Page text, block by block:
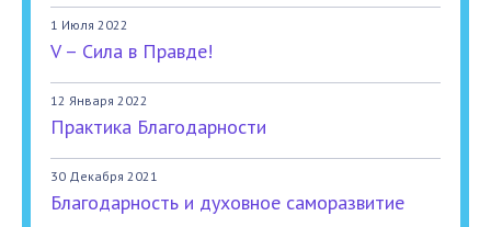
1 Июля 2022
V – Сила в Правде!
12 Января 2022
Практика Благодарности
30 Декабря 2021
Благодарность и духовное саморазвитие